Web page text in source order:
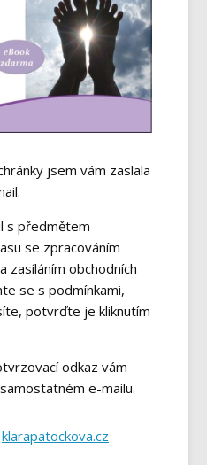
jsem vám zaslala
s předmětem
se zpracováním
zasíláním obchodních
se s podmínkami,
potvrďte je kliknutím
odkaz vám
e-mailu.
klarapatockova.cz